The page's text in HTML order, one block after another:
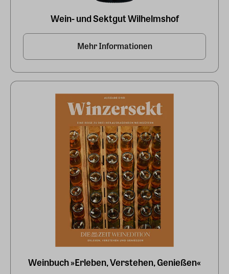
Wein- und Sektgut Wilhelmshof
Mehr Informationen
Weinbuch »Erleben, Verstehen, Genießen«